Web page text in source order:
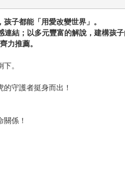
子都能「用愛改變世界」。
結；以多元豐富的解說，建構孩子
力推薦。
。
守護者挺身而出！
係！